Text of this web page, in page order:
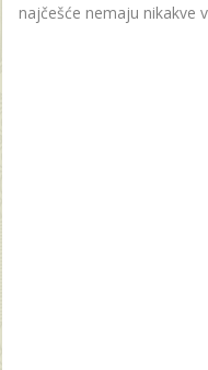
najčešće nemaju nikakve